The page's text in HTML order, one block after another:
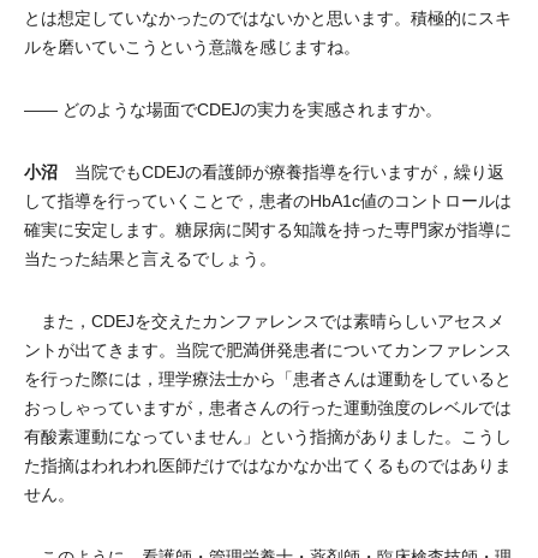
とは想定していなかったのではないかと思います。積極的にスキ
ルを磨いていこうという意識を感じますね。
―― どのような場面でCDEJの実力を実感されますか。
小沼 当院でもCDEJの看護師が療養指導を行いますが，繰り返
して指導を行っていくことで，患者のHbA1c値のコントロールは
確実に安定します。糖尿病に関する知識を持った専門家が指導に
当たった結果と言えるでしょう。
また，CDEJを交えたカンファレンスでは素晴らしいアセスメ
ントが出てきます。当院で肥満併発患者についてカンファレンス
を行った際には，理学療法士から「患者さんは運動をしていると
おっしゃっていますが，患者さんの行った運動強度のレベルでは
有酸素運動になっていません」という指摘がありました。こうし
た指摘はわれわれ医師だけではなかなか出てくるものではありま
せん。